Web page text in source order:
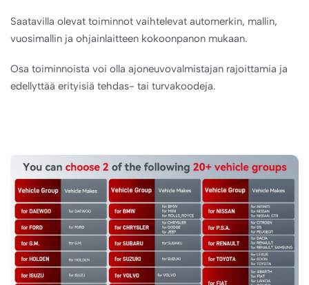
Saatavilla olevat toiminnot vaihtelevat automerkin, mallin,
vuosimallin ja ohjainlaitteen kokoonpanon mukaan.
Osa toiminnoista voi olla ajoneuvovalmistajan rajoittamia ja
edellyttää erityisiä tehdas- tai turvakoodeja.